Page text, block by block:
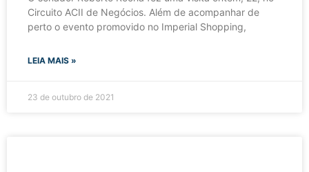
Circuito ACII de Negócios. Além de acompanhar de
perto o evento promovido no Imperial Shopping,
LEIA MAIS »
23 de outubro de 2021